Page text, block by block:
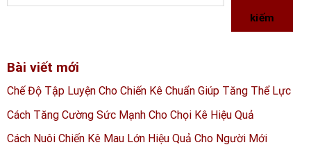
kiếm
Bài viết mới
Chế Độ Tập Luyện Cho Chiến Kê Chuẩn Giúp Tăng Thể Lực
Cách Tăng Cường Sức Mạnh Cho Chọi Kê Hiệu Quả
Cách Nuôi Chiến Kê Mau Lớn Hiệu Quả Cho Người Mới